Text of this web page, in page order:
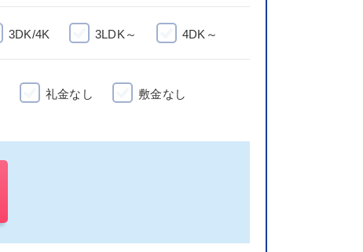
3DK/4K 3LDK～ 4DK～
礼金なし 敷金なし